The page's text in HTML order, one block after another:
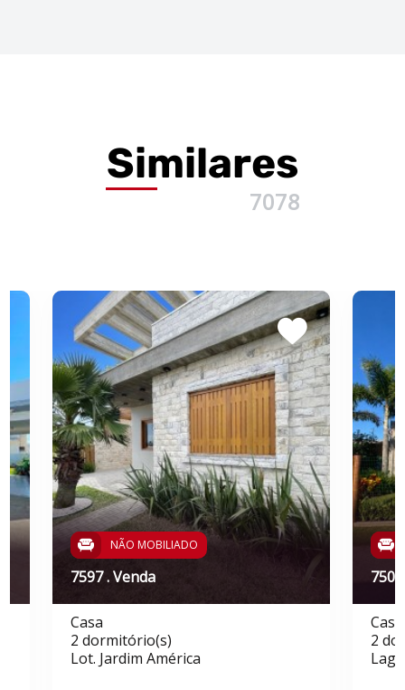
Similares
7078
NÃO MOBILIADO
7597 . Venda
Casa
2 dormitório(s)
Lot. Jardim América
Casa
2